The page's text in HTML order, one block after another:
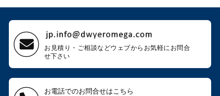
お見積り・ご相談などウェブから お気軽にお問合
せ下さい
お電話でのお問合せはこちら